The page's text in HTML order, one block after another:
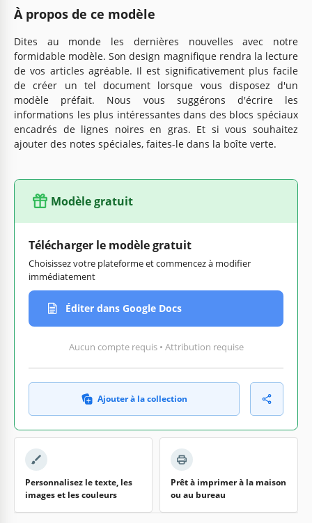
À propos de ce modèle
Dites au monde les dernières nouvelles avec notre
formidable modèle. Son design magnifique rendra la lecture
de vos articles agréable. Il est significativement plus facile
de créer un tel document lorsque vous disposez d'un
modèle préfait. Nous vous suggérons d'écrire les
informations les plus intéressantes dans des blocs spéciaux
encadrés de lignes noires en gras. Et si vous souhaitez
ajouter des notes spéciales, faites-le dans la boîte verte.
Modèle gratuit
Télécharger le modèle gratuit
Choisissez votre plateforme et commencez à modifier
immédiatement
Éditer dans Google Docs
Aucun compte requis • Attribution requise
Ajouter à la collection
Personnalisez le texte, les
images et les couleurs
Prêt à imprimer à la maison
ou au bureau